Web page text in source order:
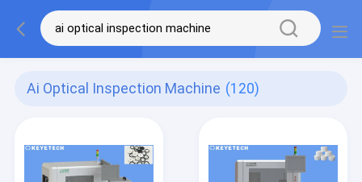
Ai Optical Inspection Machine (120)